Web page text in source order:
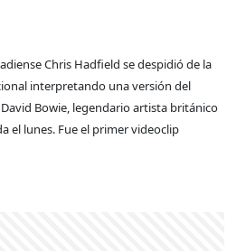
Chris Hadfield se despidió de la
interpretando una versión del
David Bowie, legendario artista británico
el lunes. Fue el primer videoclip